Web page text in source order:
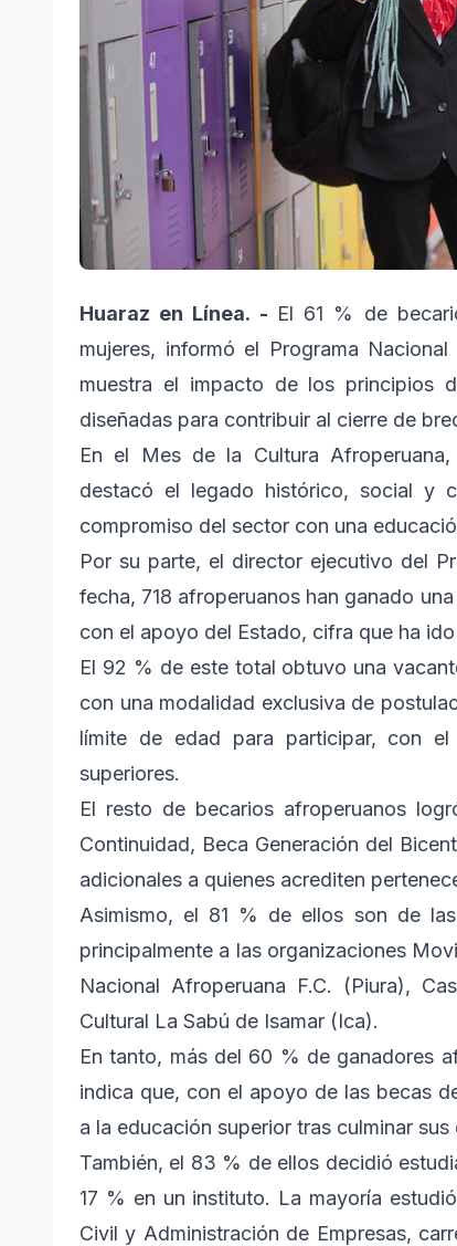
Huaraz en Línea. - El 61 % de
mujeres, informó el Programa
muestra el impacto de los principios
diseñadas para contribuir al cierre de
En el Mes de la Cultura
destacó el legado histórico, social y
compromiso del sector con una
Por su parte, el director ejecutivo del
fecha, 718 afroperuanos han ganado
con el apoyo del Estado, cifra que ha
El 92 % de este total obtuvo una
con una modalidad exclusiva de
límite de edad para participar, con
superiores.
El resto de becarios afroperuanos
Continuidad, Beca Generación del
adicionales a quienes acrediten
Asimismo, el 81 % de ellos son de
principalmente a las organizaciones
Nacional Afroperuana F.C. (Piura),
Cultural La Sabú de Isamar (Ica).
En tanto, más del 60 % de ganadores
indica que, con el apoyo de las becas
a la educación superior tras culminar sus
También, el 83 % de ellos decidió
17 % en un instituto. La mayoría
Civil y Administración de Empresas,